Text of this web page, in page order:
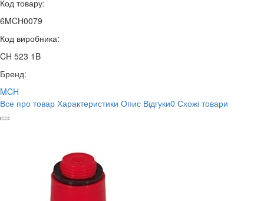
Код товару:
6MCH0079
Код виробника:
CH 523 1B
Бренд:
MCH
Все про товар Характеристики Опис Відгуки0 Схожі товари